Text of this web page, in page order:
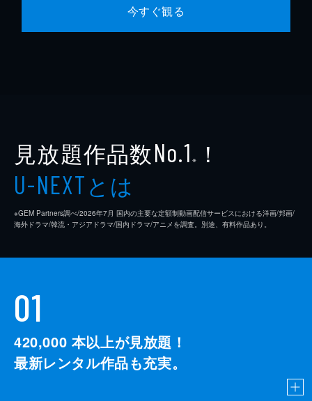
今すぐ観る
見放題作品数No.1 ※ ！
U-NEXTとは
※GEM Partners調べ/2026年7⽉ 国内の主要な定額制動画配信サービスにおける洋画/邦画/
海外ドラマ/韓流・アジアドラマ/国内ドラマ/アニメを調査。別途、有料作品あり。
01
420,000 本以上が見放題！
最新レンタル作品も充実。